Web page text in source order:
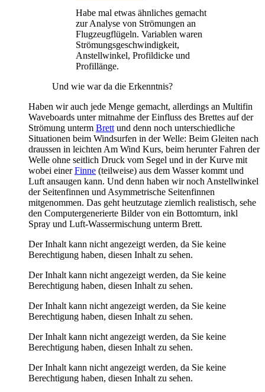
Habe mal etwas ähnliches gemacht
zur Analyse von Strömungen an
Flugzeugflügeln. Variablen waren
Strömungsgeschwindigkeit,
Anstellwinkel, Profildicke und
Profillänge.
Und wie war da die Erkenntnis?
Haben wir auch jede Menge gemacht, allerdings an Multifin
Waveboards unter mitnahme der Einfluss des Brettes auf der
Strömung unterm Brett und denn noch unterschiedliche
Situationen beim Windsurfen in der Welle: Beim Gleiten nach
draussen in leichten Am Wind Kurs, beim herunter Fahren der
Welle ohne seitlich Druck vom Segel und in der Kurve mit
wobei einerFinne (teilweise) aus dem Wasser kommt und
Luft ansaugen kann. Und denn haben wir noch Anstellwinkel
der Seitenfinnen und Asymmetrische Seitenfinnen
mitgenommen. Das geht heutzutage ziemlich realistisch, sehe
den Computergenerierte Bilder von ein Bottomturn, inkl
Spray und Luft-Wassermischung unterm Brett.
Der Inhalt kann nicht angezeigt werden, da Sie keine
Berechtigung haben, diesen Inhalt zu sehen.
Der Inhalt kann nicht angezeigt werden, da Sie keine
Berechtigung haben, diesen Inhalt zu sehen.
Der Inhalt kann nicht angezeigt werden, da Sie keine
Berechtigung haben, diesen Inhalt zu sehen.
Der Inhalt kann nicht angezeigt werden, da Sie keine
Berechtigung haben, diesen Inhalt zu sehen.
Der Inhalt kann nicht angezeigt werden, da Sie keine
Berechtigung haben, diesen Inhalt zu sehen.